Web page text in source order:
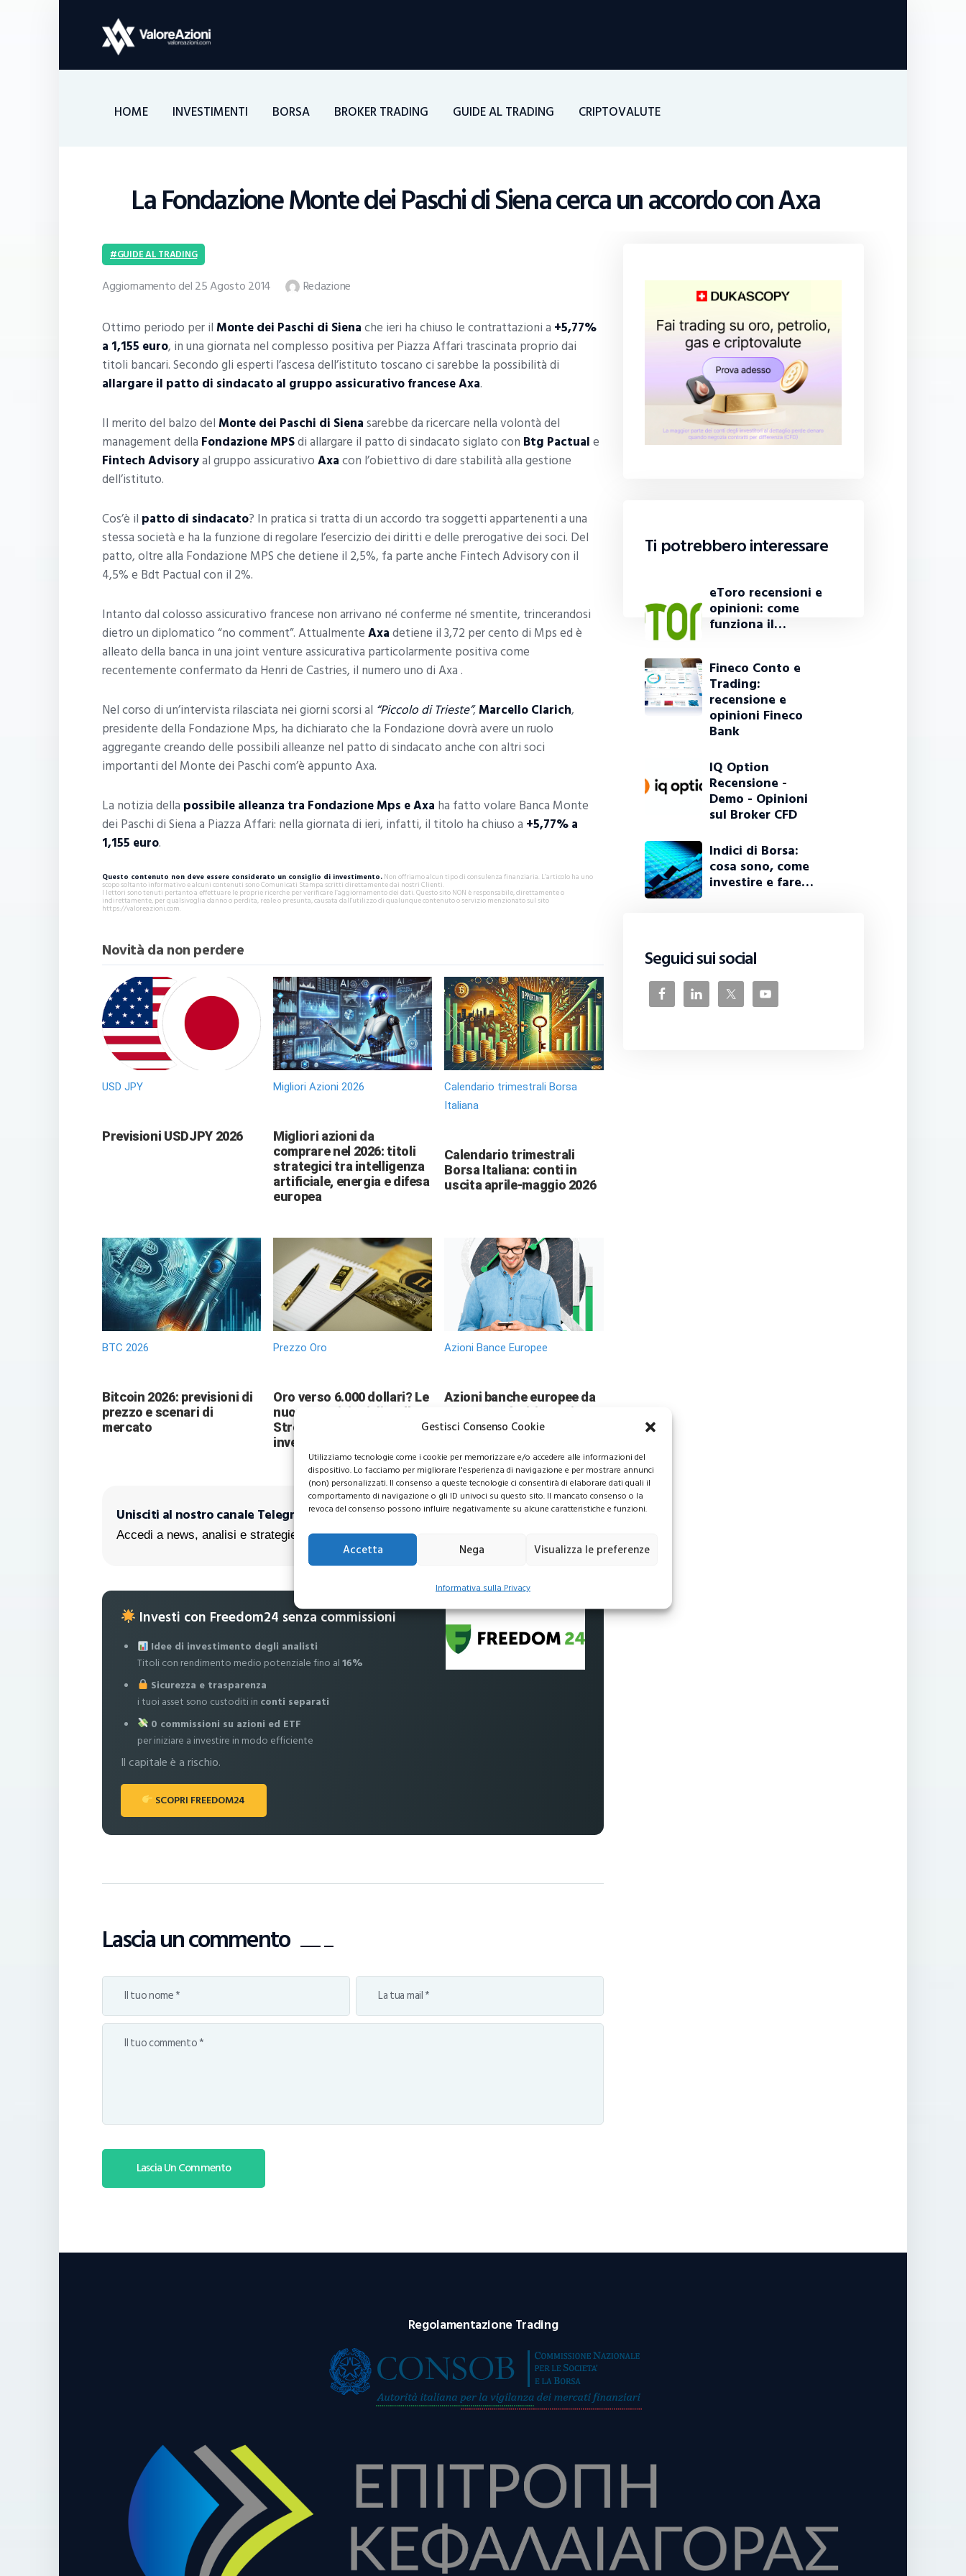
Gestisci Consenso Cookie
Utilizziamo tecnologie come i cookie per memorizzare e/o accedere alle informazioni del
dispositivo. Lo facciamo per migliorare l'esperienza di navigazione e per mostrare annunci
(non) personalizzati. Il consenso a queste tecnologie ci consentirà di elaborare dati quali il
comportamento di navigazione o gli ID univoci su questo sito. Il mancato consenso o la
revoca del consenso possono influire negativamente su alcune caratteristiche e funzioni.
Accetta Nega Visualizza le preferenze
Informativa sulla Privacy
HOME INVESTIMENTI BORSA BROKER TRADING GUIDE AL TRADING CRIPTOVALUTE
La Fondazione Monte dei Paschi di Siena cerca un accordo con Axa
Home
Investimenti
BROKER TRADING
Criptovalute
GUIDE AL TRADING
Aggiornamento del 25 Agosto 2014 Redazione
Ottimo periodo per ilMonte dei Paschi di Sienache ieri ha chiuso le contrattazioni a +5,77%
a 1,155 euro, in una giornata nel complesso positiva per Piazza Affari trascinata proprio dai
titoli bancari. Secondo gli esperti l’ascesa dell’istituto toscano ci sarebbe la possibilità di
allargare il patto di sindacato al gruppo assicurativo francese Axa.
Il merito del balzo delMonte dei Paschi di Sienasarebbe da ricercare nella volontà del
management della Fondazione MPSdi allargare il patto di sindacato siglato con Btg Pactuale
Fintech Advisoryal gruppo assicurativoAxacon l’obiettivo di dare stabilità alla gestione
dell’istituto.
Cos’è il patto di sindacato? In pratica si tratta di un accordo tra soggetti appartenenti a una
stessa società e ha la funzione di regolare l’esercizio dei diritti e delle prerogative dei soci. Del
patto, oltre alla Fondazione MPS che detiene il 2,5%, fa parte anche Fintech Advisory con il
4,5% e Bdt Pactual con il 2%.
Intanto dal colosso assicurativo francese non arrivano né conferme né smentite, trincerandosi
dietro un diplomatico “no comment”. AttualmenteAxadetiene il 3,72 per cento di Mps ed è
alleato della banca in una joint venture assicurativa particolarmente positiva come
recentemente confermato da Henri de Castries, il numero uno di Axa .
Nel corso di un’intervista rilasciata nei giorni scorsi al “Piccolo di Trieste”,Marcello Clarich,
presidente della Fondazione Mps, ha dichiarato che la Fondazione dovrà avere un ruolo
aggregante creando delle possibili alleanze nel patto di sindacato anche con altri soci
importanti del Monte dei Paschi com’è appunto Axa.
La notizia della possibile alleanza tra Fondazione Mps e Axa ha fatto volare Banca Monte
dei Paschi di Siena a Piazza Affari: nella giornata di ieri, infatti, il titolo ha chiuso a +5,77% a
1,155 euro.
Questo contenuto non deve essere considerato un consiglio di investimento.Non offriamo alcun tipo di consulenza finanziaria. L’articolo ha uno
scopo soltanto informativo e alcuni contenuti sono Comunicati Stampa scritti direttamente dai nostri Clienti.
I lettori sono tenuti pertanto a effettuare le proprie ricerche per verificare l’aggiornamento dei dati. Questo sito NON è responsabile, direttamente o
indirettamente, per qualsivoglia danno o perdita, reale o presunta, causata dall'utilizzo di qualunque contenuto o servizio menzionato sul sito
https://valoreazioni.com.
Novità da non perdere
USD JPY
Previsioni USDJPY 2026
Migliori Azioni 2026
Migliori azioni da
comprare nel 2026: titoli
strategici tra intelligenza
artificiale, energia e difesa
europea
Calendario trimestrali Borsa
Italiana
Calendario trimestrali
Borsa Italiana: conti in
uscita aprile-maggio 2026
BTC 2026
Bitcoin 2026: previsioni di
prezzo e scenari di
mercato
Prezzo Oro
Oro verso 6.000 dollari? Le
nuove previsioni di Wall
Street sorprendono gli
investitori
Azioni Bance Europee
Azioni banche europee da
mettere nel mirino nei
prossimi mesi
Unisciti al nostro canale Telegram!
Accedi a news, analisi e strategie esclusive per i tuoi investimenti
Investi con Freedom24 senza commissioni
Idee di investimento degli analisti
Titoli con rendimento medio potenziale fino al16%
Sicurezza e trasparenza
i tuoi asset sono custoditi in conti separati
0 commissioni su azioni ed ETF
per iniziare a investire in modo efficiente
Il capitale è a rischio.
SCOPRI FREEDOM24
Lascia un commento
Ti potrebbero interessare
eToro recensioni e
opinioni: come
funziona il…
Fineco Conto e
Trading:
recensione e
opinioni Fineco
Bank
IQ Option
Recensione -
Demo - Opinioni
sul Broker CFD
Indici di Borsa:
cosa sono, come
investire e fare…
Seguici sui social
Regolamentazione Trading